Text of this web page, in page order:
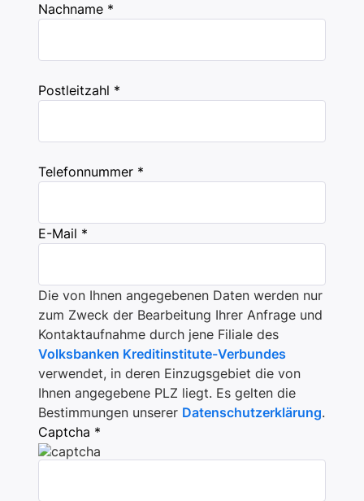
Nachname *
Postleitzahl *
Telefonnummer *
E-Mail *
Die von Ihnen angegebenen Daten werden nur
zum Zweck der Bearbeitung Ihrer Anfrage und
Kontaktaufnahme durch jene Filiale des
Volksbanken Kreditinstitute-Verbundes
verwendet, in deren Einzugsgebiet die von
Ihnen angegebene PLZ liegt. Es gelten die
Bestimmungen unserer Datenschutzerklärung.
Captcha *